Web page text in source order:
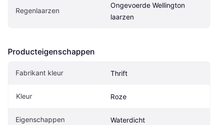
Regenlaarzen
Ongevoerde Wellington
laarzen
Producteigenschappen
Fabrikant kleur Thrift
Kleur Roze
Eigenschappen Waterdicht